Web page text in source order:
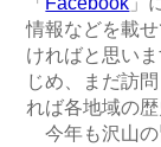
情報などを載
ければと思い
じめ、まだ訪
れば各地域の
今年も沢山の